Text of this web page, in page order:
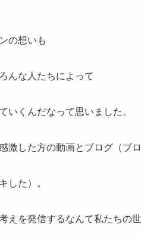
の想いも
んな人たちによって
いくんだなって思いました。
激した方の動画とブログ（ブ
した）。
えを発信するなんて私たちの